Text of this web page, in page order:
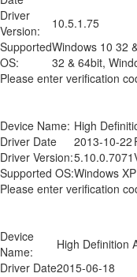
Driver
Version:
10.5.1.75
Supported
OS:
Windows 10 32
32 & 64bit,
Please enter verification
Device Name: High
Driver Date
2013-10-22
Driver Version:5.10.0.7071
Supported OS:Windows XP
Please enter verification
Device
Name:
High Definition
Driver Date2015-06-18